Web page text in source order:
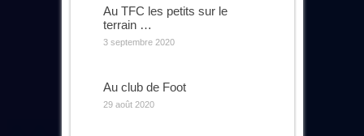
Au TFC les petits sur le
terrain …
3 septembre 2020
Au club de Foot
29 août 2020